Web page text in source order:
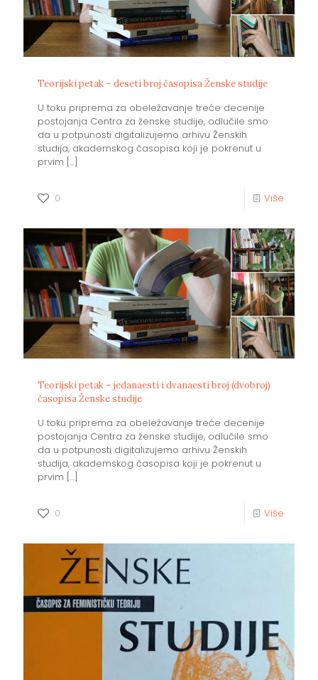
Teorijski petak – deseti broj časopisa Ženske studije
U toku priprema za obeležavanje treće decenije
postojanja Centra za ženske studije, odlučile smo
da u potpunosti digitalizujemo arhivu Ženskih
studija, akademskog časopisa koji je pokrenut u
prvim […]
0 Više
Teorijski petak – jedanaesti i dvanaesti broj (dvobroj)
časopisa Ženske studije
U toku priprema za obeležavanje treće decenije
postojanja Centra za ženske studije, odlučile smo
da u potpunosti digitalizujemo arhivu Ženskih
studija, akademskog časopisa koji je pokrenut u
prvim […]
0 Više